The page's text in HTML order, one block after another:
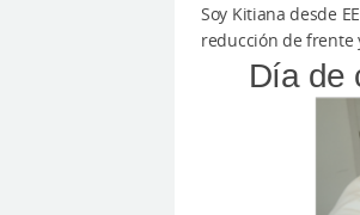
Soy Kitiana desde
reducción de frente
Día de